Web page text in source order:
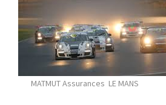
MATMUT Assurances LE MANS